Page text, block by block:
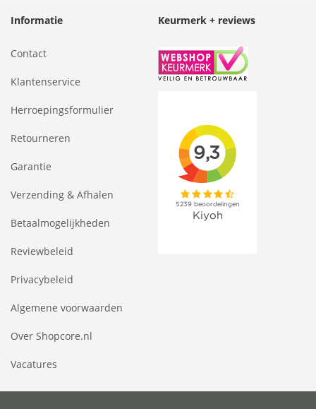
Informatie
Contact
Klantenservice
Herroepingsformulier
Retourneren
Garantie
Verzending & Afhalen
Betaalmogelijkheden
Reviewbeleid
Privacybeleid
Algemene voorwaarden
Over Shopcore.nl
Vacatures
Keurmerk + reviews